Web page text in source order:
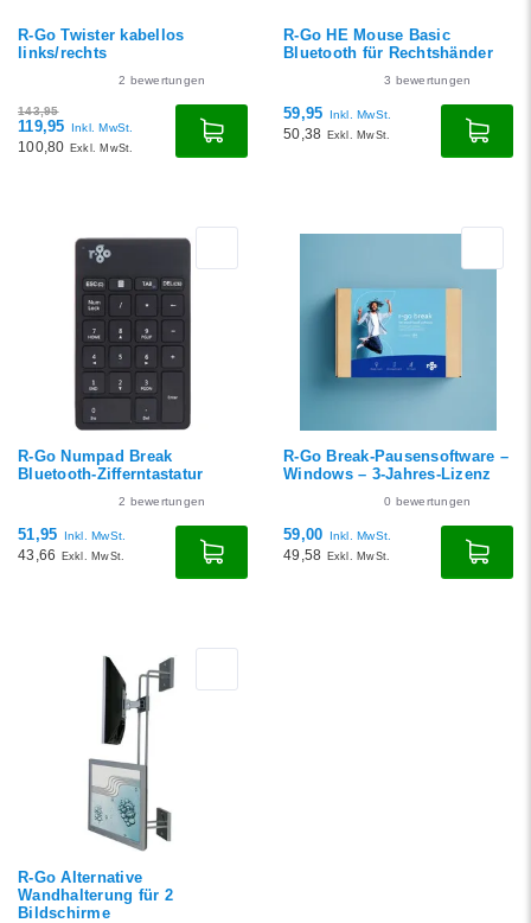
R-Go Twister kabellos
links/rechts
2 bewertungen
143,95
119,95 Inkl. MwSt.
100,80 Exkl. MwSt.
R-Go HE Mouse Basic
Bluetooth für Rechtshänder
3 bewertungen
59,95 Inkl. MwSt.
50,38 Exkl. MwSt.
R-Go Numpad Break
Bluetooth-Zifferntastatur
2 bewertungen
51,95 Inkl. MwSt.
43,66 Exkl. MwSt.
R-Go Break-Pausensoftware –
Windows – 3-Jahres-Lizenz
0 bewertungen
59,00 Inkl. MwSt.
49,58 Exkl. MwSt.
R-Go Alternative
Wandhalterung für 2
Bildschirme